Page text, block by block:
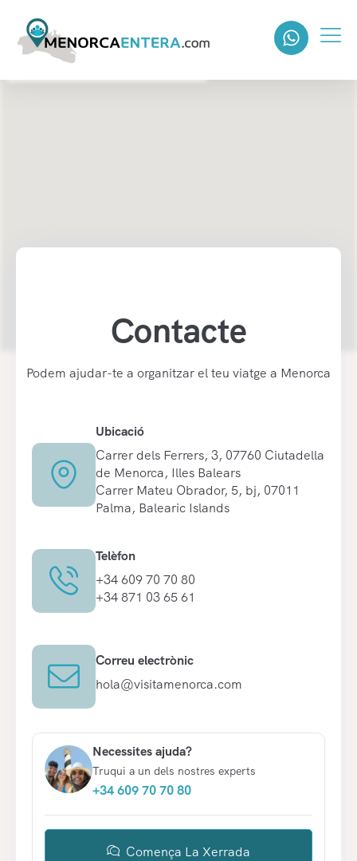
Contacte
Podem ajudar-te a organitzar el teu viatge a Menorca
Ubicació
Carrer dels Ferrers, 3, 07760 Ciutadella
de Menorca, Illes Balears
Carrer Mateu Obrador, 5, bj, 07011
Palma, Balearic Islands
Telèfon
+34 609 70 70 80
+34 871 03 65 61
Correu electrònic
hola@visitamenorca.com
Necessites ajuda?
Truqui a un dels nostres experts
+34 609 70 70 80
Comença La Xerrada